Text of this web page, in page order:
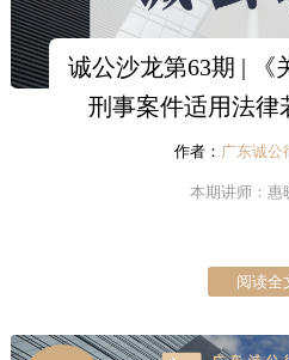
诚公沙龙第63期 | 《
刑事案件适用法律
（二）》学
作者： 广东诚公
本期讲师：惠
阅读全